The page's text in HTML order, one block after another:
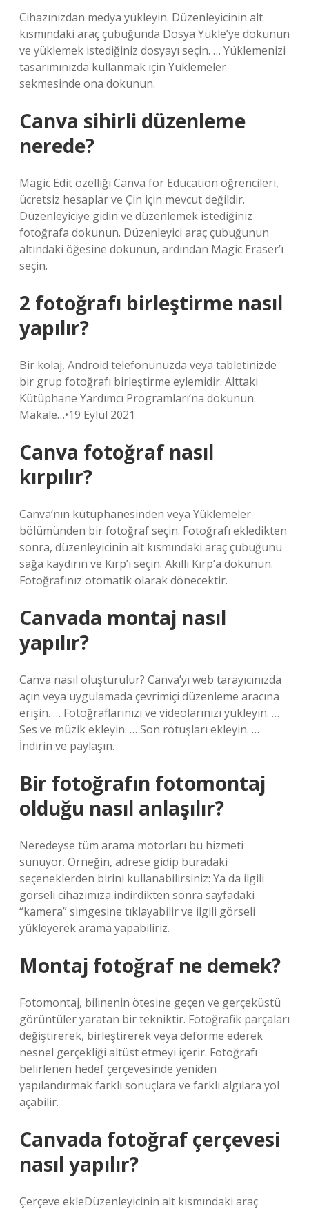
Cihazınızdan medya yükleyin. Düzenleyicinin alt
kısmındaki araç çubuğunda Dosya Yükle’ye dokunun
ve yüklemek istediğiniz dosyayı seçin. … Yüklemenizi
tasarımınızda kullanmak için Yüklemeler
sekmesinde ona dokunun.
Canva sihirli düzenleme
nerede?
Magic Edit özelliği Canva for Education öğrencileri,
ücretsiz hesaplar ve Çin için mevcut değildir.
Düzenleyiciye gidin ve düzenlemek istediğiniz
fotoğrafa dokunun. Düzenleyici araç çubuğunun
altındaki öğesine dokunun, ardından Magic Eraser’ı
seçin.
2 fotoğrafı birleştirme nasıl
yapılır?
Bir kolaj, Android telefonunuzda veya tabletinizde
bir grup fotoğrafı birleştirme eylemidir. Alttaki
Kütüphane Yardımcı Programları’na dokunun.
Makale…•19 Eylül 2021
Canva fotoğraf nasıl
kırpılır?
Canva’nın kütüphanesinden veya Yüklemeler
bölümünden bir fotoğraf seçin. Fotoğrafı ekledikten
sonra, düzenleyicinin alt kısmındaki araç çubuğunu
sağa kaydırın ve Kırp’ı seçin. Akıllı Kırp’a dokunun.
Fotoğrafınız otomatik olarak dönecektir.
Canvada montaj nasıl
yapılır?
Canva nasıl oluşturulur? Canva’yı web tarayıcınızda
açın veya uygulamada çevrimiçi düzenleme aracına
erişin. … Fotoğraflarınızı ve videolarınızı yükleyin. …
Ses ve müzik ekleyin. … Son rötuşları ekleyin. …
İndirin ve paylaşın.
Bir fotoğrafın fotomontaj
olduğu nasıl anlaşılır?
Neredeyse tüm arama motorları bu hizmeti
sunuyor. Örneğin, adrese gidip buradaki
seçeneklerden birini kullanabilirsiniz: Ya da ilgili
görseli cihazımıza indirdikten sonra sayfadaki
“kamera” simgesine tıklayabilir ve ilgili görseli
yükleyerek arama yapabiliriz.
Montaj fotoğraf ne demek?
Fotomontaj, bilinenin ötesine geçen ve gerçeküstü
görüntüler yaratan bir tekniktir. Fotoğrafik parçaları
değiştirerek, birleştirerek veya deforme ederek
nesnel gerçekliği altüst etmeyi içerir. Fotoğrafı
belirlenen hedef çerçevesinde yeniden
yapılandırmak farklı sonuçlara ve farklı algılara yol
açabilir.
Canvada fotoğraf çerçevesi
nasıl yapılır?
Çerçeve ekleDüzenleyicinin alt kısmındaki araç